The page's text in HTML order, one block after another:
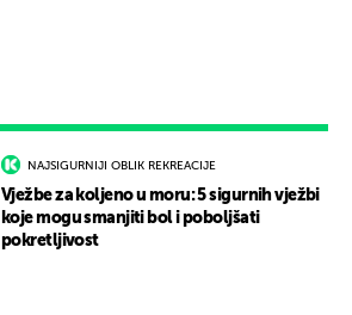
NAJSIGURNIJI OBLIK REKREACIJE
Vježbe za koljeno u moru: 5 sigurnih vježbi
koje mogu smanjiti bol i poboljšati
pokretljivost